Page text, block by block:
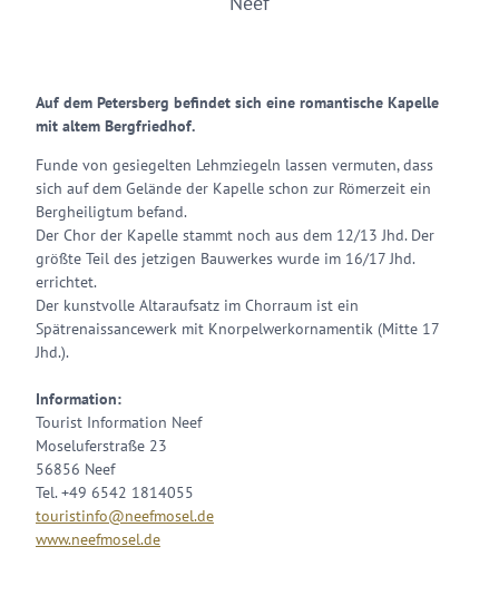
Auf dem Petersberg befindet sich eine romantische Kapelle
mit altem Bergfriedhof.
Funde von gesiegelten Lehmziegeln lassen vermuten, dass
sich auf dem Gelände der Kapelle schon zur Römerzeit ein
Bergheiligtum befand.
Der Chor der Kapelle stammt noch aus dem 12/13 Jhd. Der
größte Teil des jetzigen Bauwerkes wurde im 16/17 Jhd.
errichtet.
Der kunstvolle Altaraufsatz im Chorraum ist ein
Spätrenaissancewerk mit Knorpelwerkornamentik (Mitte 17
Jhd.).
Information:
Tourist Information Neef
Moseluferstraße 23
56856 Neef
Tel. +49 6542 1814055
touristinfo@neefmosel.de
www.neefmosel.de